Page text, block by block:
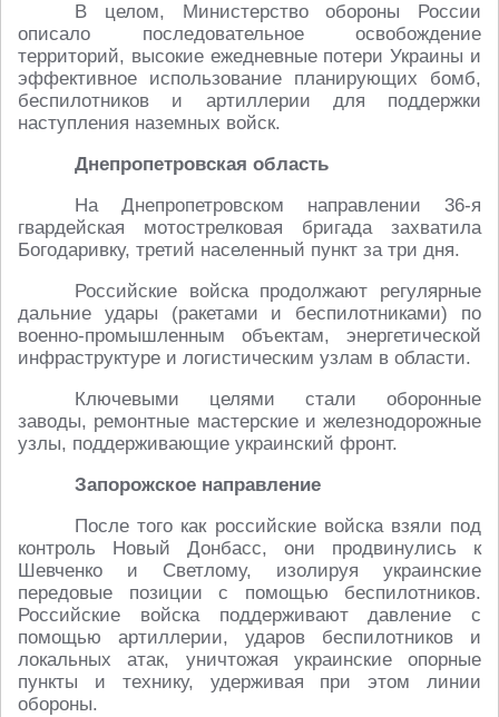
В целом, Министерство обороны России
описало последовательное освобождение
территорий, высокие ежедневные потери Украины и
эффективное использование планирующих бомб,
беспилотников и артиллерии для поддержки
наступления наземных войск.
Днепропетровская область
На Днепропетровском направлении 36-я
гвардейская мотострелковая бригада захватила
Богодаривку, третий населенный пункт за три дня.
Российские войска продолжают регулярные
дальние удары (ракетами и беспилотниками) по
военно-промышленным объектам, энергетической
инфраструктуре и логистическим узлам в области.
Ключевыми целями стали оборонные
заводы, ремонтные мастерские и железнодорожные
узлы, поддерживающие украинский фронт.
Запорожское направление
После того как российские войска взяли под
контроль Новый Донбасс, они продвинулись к
Шевченко и Светлому, изолируя украинские
передовые позиции с помощью беспилотников.
Российские войска поддерживают давление с
помощью артиллерии, ударов беспилотников и
локальных атак, уничтожая украинские опорные
пункты и технику, удерживая при этом линии
обороны.